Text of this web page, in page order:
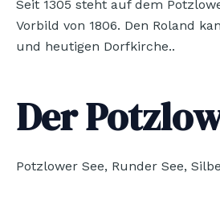
Seit 1305 steht auf dem
Vorbild von 1806. Den Roland
und heutigen Dorfkirche..
Der
Potzlower See, Runder See,